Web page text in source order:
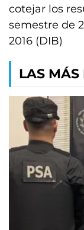
cotejar los
semestre de
2016 (DIB)
LAS MÁS